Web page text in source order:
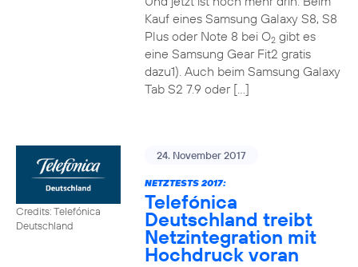
Kauf eines Samsung Galaxy S8, S8
Plus oder Note 8 bei O2gibt es
eine Samsung Gear Fit2 gratis
dazu1). Auch beim Samsung Galaxy
Tab S2 7.9 oder […]
Credits: Telefónica
Deutschland
24. November 2017
NETZTESTS 2017:
Telefónica
Deutschland treibt
Netzintegration mit
Hochdruck voran